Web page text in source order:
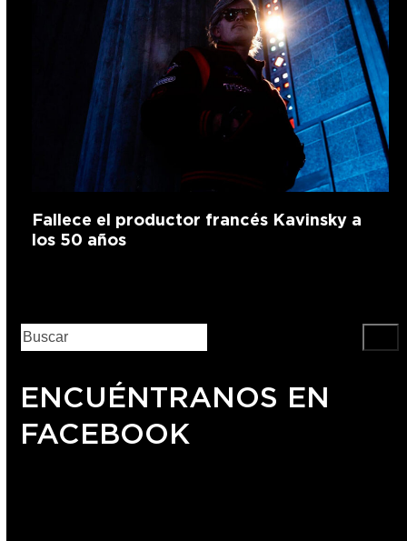
Fallece el productor francés Kavinsky a
los 50 años
ENCUÉNTRANOS EN
FACEBOOK